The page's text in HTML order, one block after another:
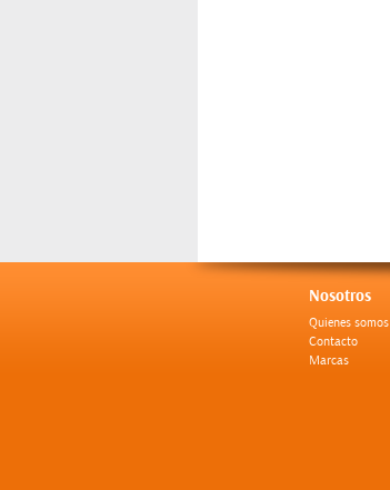
Nosotros
Quienes somos
Contacto
Marcas